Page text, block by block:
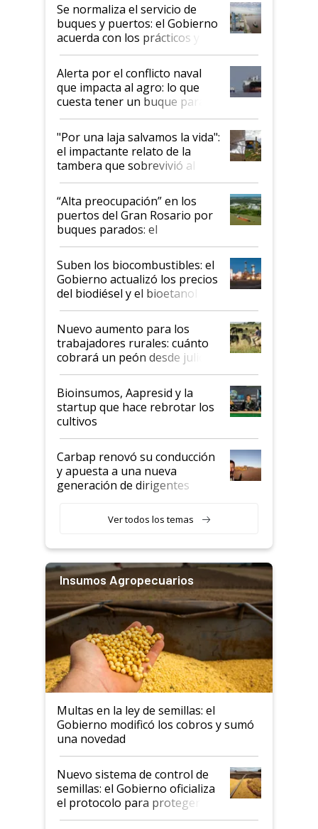
Se normaliza el servicio de
buques y puertos: el Gobierno
acuerda con los prácticos y
suspende el decreto de
desregulación
Alerta por el conflicto naval
que impacta al agro: lo que
cuesta tener un buque parado
y el peligro de que Argentina
pase a ser "país sucio"
"Por una laja salvamos la vida":
el impactante relato de la
tambera que sobrevivió al
tornado
“Alta preocupación” en los
puertos del Gran Rosario por
buques parados: el
funcionamiento de las
exportadoras en tensión tras
la medida de fuerza de los
prácticos
Suben los biocombustibles: el
Gobierno actualizó los precios
del biodiésel y el bioetanol
Nuevo aumento para los
trabajadores rurales: cuánto
cobrará un peón desde julio
Bioinsumos, Aapresid y la
startup que hace rebrotar los
cultivos
Carbap renovó su conducción
y apuesta a una nueva
generación de dirigentes
Ver todos los temas
Insumos Agropecuarios
Multas en la ley de semillas: el
Gobierno modificó los cobros y sumó
una novedad
Nuevo sistema de control de
semillas: el Gobierno oficializa
el protocolo para proteger la
propiedad intelectual